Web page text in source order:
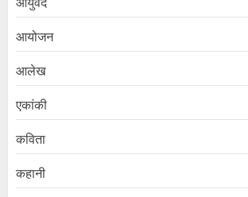
आयोजन
आलेख
एकांकी
कविता
कहानी